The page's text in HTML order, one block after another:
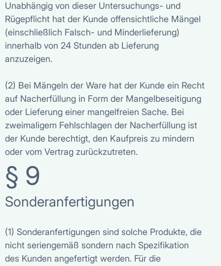
Unabhängig von dieser Untersuchungs- und
Rügepflicht hat der Kunde offensichtliche Mängel
(einschließlich Falsch- und Minderlieferung)
innerhalb von 24 Stunden ab Lieferung
anzuzeigen.
(2) Bei Mängeln der Ware hat der Kunde ein Recht
auf Nacherfüllung in Form der Mangelbeseitigung
oder Lieferung einer mangelfreien Sache. Bei
zweimaligem Fehlschlagen der Nacherfüllung ist
der Kunde berechtigt, den Kaufpreis zu mindern
oder vom Vertrag zurückzutreten.
§ 9
Sonderanfertigungen
(1) Sonderanfertigungen sind solche Produkte, die
nicht seriengemäß sondern nach Spezifikation
des Kunden angefertigt werden. Für die